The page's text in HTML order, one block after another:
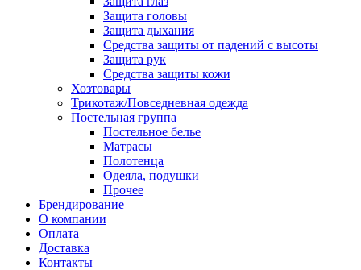
Защита головы
Защита дыхания
Средства защиты от падений с высоты
Защита рук
Средства защиты кожи
Хозтовары
Трикотаж/Повседневная одежда
Постельная группа
Постельное белье
Матрасы
Полотенца
Одеяла, подушки
Прочее
Брендирование
О компании
Оплата
Доставка
Контакты